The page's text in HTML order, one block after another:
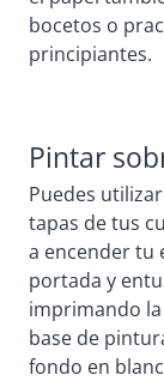
bocetos o
principiantes.
Pintar
Puedes
tapas de tus
a encender tu
portada y
imprimando
base de
fondo en